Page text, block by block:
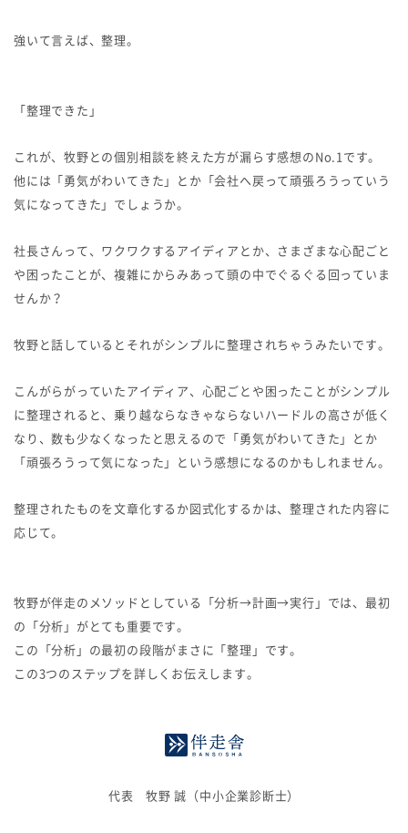
強いて言えば、整理。
「整理できた」
これが、牧野との個別相談を終えた方が漏らす感想のNo.1です。
他には「勇気がわいてきた」とか「会社へ戻って頑張ろうっていう
気になってきた」でしょうか。
社長さんって、ワクワクするアイディアとか、さまざまな心配ごと
や困ったことが、複雑にからみあって頭の中でぐるぐる回っていま
せんか？
牧野と話しているとそれがシンプルに整理されちゃうみたいです。
こんがらがっていたアイディア、心配ごとや困ったことがシンプル
に整理されると、乗り越ならなきゃならないハードルの高さが低く
なり、数も少なくなったと思えるので「勇気がわいてきた」とか
「頑張ろうって気になった」という感想になるのかもしれません。
整理されたものを文章化するか図式化するかは、整理された内容に
応じて。
牧野が伴走のメソッドとしている「分析→計画→実行」では、最初
の「分析」がとても重要です。
この「分析」の最初の段階がまさに「整理」です。
この3つのステップを詳しくお伝えします。
代表 牧野 誠（中小企業診断士）